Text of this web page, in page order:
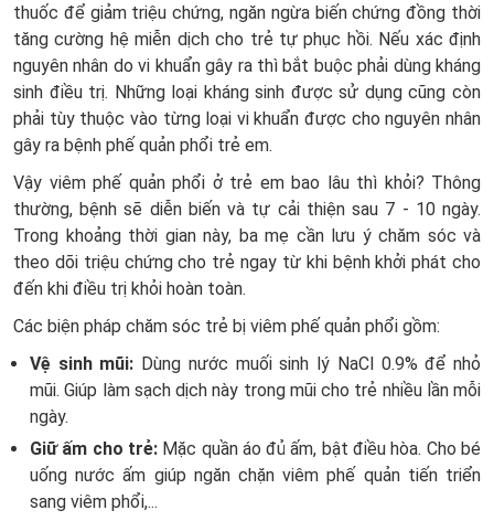
thuốc để giảm triệu chứng, ngăn ngừa biến chứng đồng thời
tăng cường hệ miễn dịch cho trẻ tự phục hồi. Nếu xác định
nguyên nhân do vi khuẩn gây ra thì bắt buộc phải dùng kháng
sinh điều trị. Những loại kháng sinh được sử dụng cũng còn
phải tùy thuộc vào từng loại vi khuẩn được cho nguyên nhân
gây ra bệnh phế quản phổi trẻ em.
Vậy viêm phế quản phổi ở trẻ em bao lâu thì khỏi? Thông
thường, bệnh sẽ diễn biến và tự cải thiện sau 7 - 10 ngày.
Trong khoảng thời gian này, ba mẹ cần lưu ý chăm sóc và
theo dõi triệu chứng cho trẻ ngay từ khi bệnh khởi phát cho
đến khi điều trị khỏi hoàn toàn.
Các biện pháp chăm sóc trẻ bị viêm phế quản phổi gồm:
Vệ sinh mũi: Dùng nước muối sinh lý NaCl 0.9% để nhỏ
mũi. Giúp làm sạch dịch này trong mũi cho trẻ nhiều lần mỗi
ngày.
Giữ ấm cho trẻ:Mặc quần áo đủ ấm, bật điều hòa. Cho bé
uống nước ấm giúp ngăn chặn viêm phế quản tiến triển
sang viêm phổi,...